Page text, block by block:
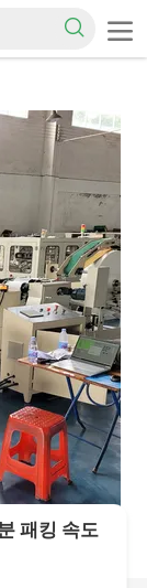
패킹 속도